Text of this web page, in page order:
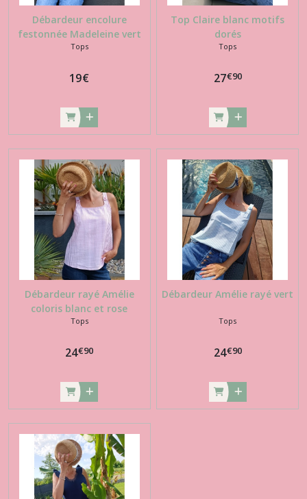
Débardeur encolure
festonnée Madeleine vert
Tops
19€
Top Claire blanc motifs
dorés
Tops
27€90
Débardeur rayé Amélie
coloris blanc et rose
Tops
24€90
Débardeur Amélie rayé vert
Tops
24€90